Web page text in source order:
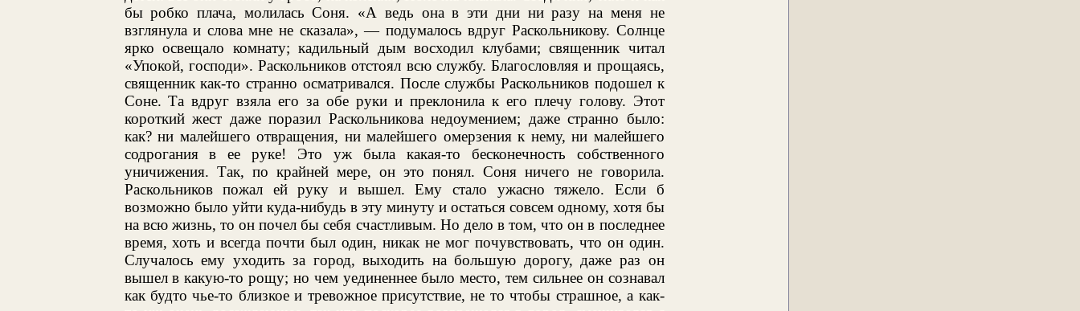
бы робко плача, молилась Соня. «А ведь она в эти дни ни разу на меня не
взглянула и слова мне не сказала», — подумалось вдруг Раскольникову. Солнце
ярко освещало комнату; кадильный дым восходил клубами; священник читал
«Упокой, господи». Раскольников отстоял всю службу. Благословляя и прощаясь,
священник как-то странно осматривался. После службы Раскольников подошел к
Соне. Та вдруг взяла его за обе руки и преклонила к его плечу голову. Этот
короткий жест даже поразил Раскольникова недоумением; даже странно было:
как? ни малейшего отвращения, ни малейшего омерзения к нему, ни малейшего
содрогания в ее руке! Это уж была какая-то бесконечность собственного
уничижения. Так, по крайней мере, он это понял. Соня ничего не говорила.
Раскольников пожал ей руку и вышел. Ему стало ужасно тяжело. Если б
возможно было уйти куда-нибудь в эту минуту и остаться совсем одному, хотя бы
на всю жизнь, то он почел бы себя счастливым. Но дело в том, что он в последнее
время, хоть и всегда почти был один, никак не мог почувствовать, что он один.
Случалось ему уходить за город, выходить на большую дорогу, даже раз он
вышел в какую-то рощу; но чем уединеннее было место, тем сильнее он сознавал
как будто чье-то близкое и тревожное присутствие, не то чтобы страшное, а как-